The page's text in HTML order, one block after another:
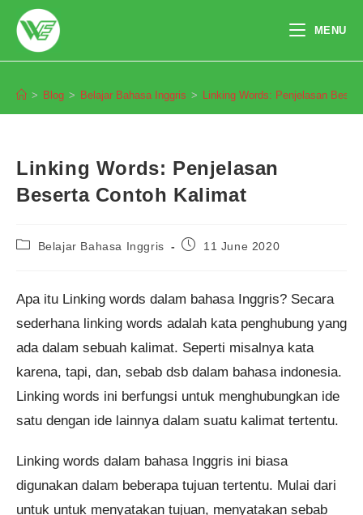
content
MENU
> Blog > Belajar Bahasa Inggris > Linking Words: Penjelasan
Linking Words: Penjelasan
Beserta Contoh Kalimat
PostBelajar Bahasa Inggris
Post11 June 2020
Apa itu Linking words dalam bahasa Inggris? Secara
sederhana linking words adalah kata penghubung yang
ada dalam sebuah kalimat. Seperti misalnya kata
karena, tapi, dan, sebab dsb dalam bahasa indonesia.
Linking words ini berfungsi untuk menghubungkan ide
satu dengan ide lainnya dalam suatu kalimat tertentu.
Linking words dalam bahasa Inggris ini biasa
digunakan dalam beberapa tujuan tertentu. Mulai dari
untuk untuk menyatakan tujuan, menyatakan sebab
Pendaftaran
Annisa Lutfiyah Faradillah dari